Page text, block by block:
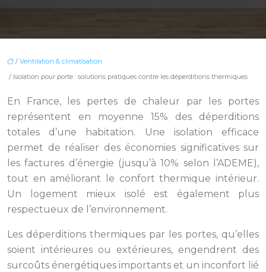
/ Ventilation & climatisation
/ Isolation pour porte : solutions pratiques contre les déperditions thermiques
En France, les pertes de chaleur par les portes
représentent en moyenne 15% des déperditions
totales d’une habitation. Une isolation efficace
permet de réaliser des économies significatives sur
les factures d’énergie (jusqu’à 10% selon l’ADEME),
tout en améliorant le confort thermique intérieur.
Un logement mieux isolé est également plus
respectueux de l’environnement.
Les déperditions thermiques par les portes, qu’elles
soient intérieures ou extérieures, engendrent des
surcoûts énergétiques importants et un inconfort lié